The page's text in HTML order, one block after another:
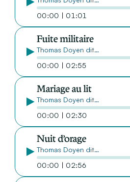
00:00 | 01:01
Fuite militaire
Thomas Doyen dit…
00:00 | 02:55
Mariage au lit
Thomas Doyen dit…
00:00 | 02:30
Nuit d’orage
Thomas Doyen dit…
00:00 | 02:56